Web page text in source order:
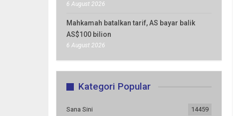
6 August 2026
Mahkamah batalkan tarif, AS bayar balik
AS$100 bilion
6 August 2026
Kategori Popular
Sana Sini 14459